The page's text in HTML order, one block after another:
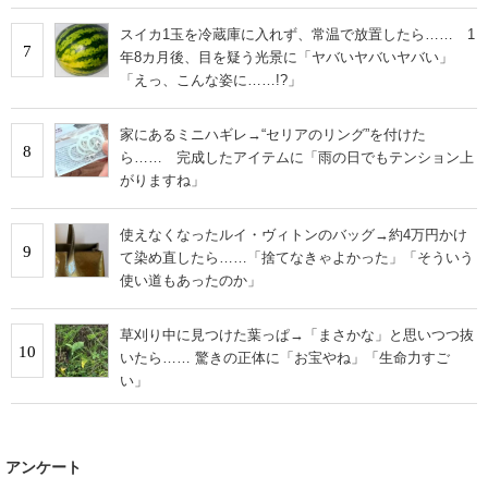
7
スイカ1玉を冷蔵庫に入れず、常温で放置したら…… 1
年8カ月後、目を疑う光景に「ヤバいヤバいヤバい」
「えっ、こんな姿に……!?」
8
家にあるミニハギレ→“セリアのリング”を付けた
ら…… 完成したアイテムに「雨の日でもテンション上
がりますね」
9
使えなくなったルイ・ヴィトンのバッグ→約4万円かけ
て染め直したら……「捨てなきゃよかった」「そういう
使い道もあったのか」
10
草刈り中に見つけた葉っぱ→「まさかな」と思いつつ抜
いたら…… 驚きの正体に「お宝やね」「生命力すご
い」
アンケート